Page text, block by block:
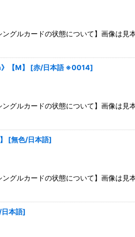
グルカードの状態について】画像は
【M】 [赤/日本語 ※0014]
グルカードの状態について】画像は
[無色/日本語]
グルカードの状態について】画像は
本語]